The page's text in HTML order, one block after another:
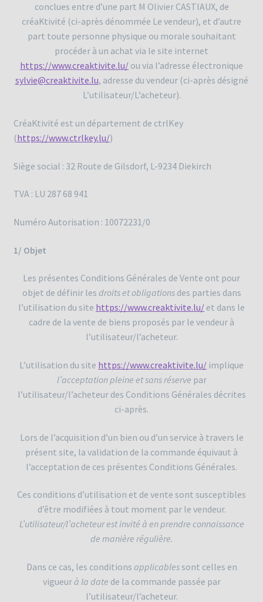
conclues entre d’une part M Olivier CASTIAUX, de
créaKtivité (ci-après dénommée Le vendeur), et d’autre
part toute personne physique ou morale souhaitant
procéder à un achat via le site internet
https://www.creaktivite.lu/ ou via l’adresse électronique
sylvie@creaktivite.lu, adresse du vendeur (ci-après désigné
L’utilisateur/L’acheteur).
CréaKtivité est un département de ctrlKey
(https://www.ctrlkey.lu/)
Siège social : 32 Route de Gilsdorf, L-9234 Diekirch
TVA : LU 287 68 941
Numéro Autorisation : 10072231/0
1/ Objet
Les présentes Conditions Générales de Vente ont pour
objet de définir les droits et obligationsdes parties dans
l’utilisation du site https://www.creaktivite.lu/ et dans le
cadre de la vente de biens proposés par le vendeur à
l’utilisateur/l’acheteur.
L’utilisation du site https://www.creaktivite.lu/ implique
l’acceptation pleine et sans réserve par
l’utilisateur/l’acheteur des Conditions Générales décrites
ci-après.
Lors de l’acquisition d’un bien ou d’un service à travers le
présent site, la validation de la commande équivaut à
l’acceptation de ces présentes Conditions Générales.
Ces conditions d’utilisation et de vente sont susceptibles
d’être modifiées à tout moment par le vendeur.
L’utilisateur/l’acheteur est invité à en prendre connaissance
de manière régulière.
Dans ce cas, les conditions applicablessont celles en
vigueurà la date de la commande passée par
l’utilisateur/l’acheteur.